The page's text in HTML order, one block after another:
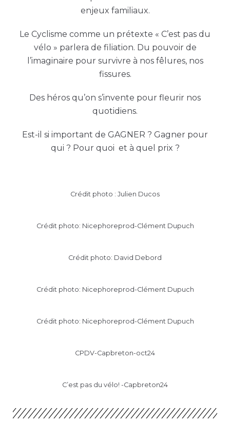
enjeux familiaux.
Le Cyclisme comme un prétexte « C’est pas du
vélo » parlera de filiation. Du pouvoir de
l’imaginaire pour survivre à nos fêlures, nos
fissures.
Des héros qu’on s’invente pour fleurir nos
quotidiens.
Est-il si important de GAGNER ? Gagner pour
qui ? Pour quoi et à quel prix ?
Crédit photo : Julien Ducos
Crédit photo: Nicephoreprod-Clément Dupuch
Crédit photo: David Debord
Crédit photo: Nicephoreprod-Clément Dupuch
Crédit photo: Nicephoreprod-Clément Dupuch
CPDV-Capbreton-oct24
C’est pas du vélo! -Capbreton24